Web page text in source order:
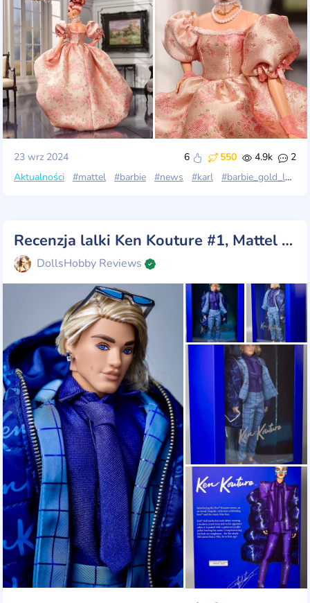
23 wrz 2024 6 550 4.9k
2
Aktualności
#mattel #barbie #news #karl #barbie_gold_label
Recenzja lalki Ken Kouture #1, Mattel 2024 💙
DollsHobby Reviews